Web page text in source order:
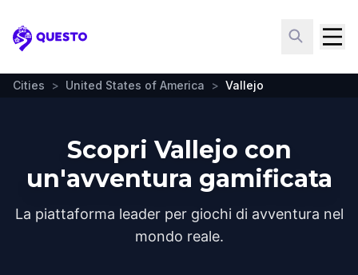
Questo
Cities > United States of America > Vallejo
Scopri Vallejo con
un'avventura gamificata
La piattaforma leader per giochi di avventura nel
mondo reale.